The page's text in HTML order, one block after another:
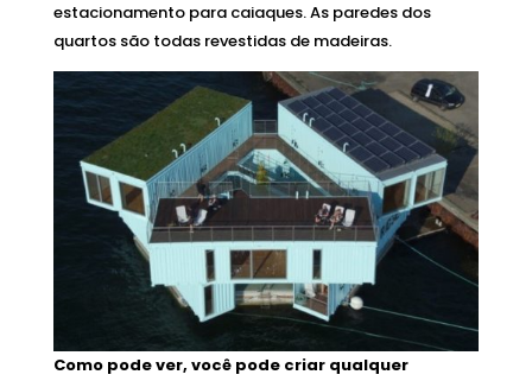
estacionamento para caiaques. As paredes dos
quartos são todas revestidas de madeiras.
Como pode ver, você pode criar qualquer